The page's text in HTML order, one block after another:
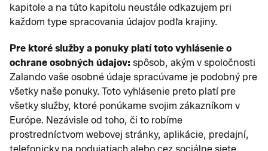
kapitole a na túto kapitolu neustále odkazujem pri
každom type spracovania údajov podľa krajiny.
Pre ktoré služby a ponuky platí toto vyhlásenie o
ochrane osobných údajov: spôsob, akým v spoločnosti
Zalando vaše osobné údaje spracúvame je podobný pre
všetky naše ponuky. Toto vyhlásenie preto platí pre
všetky služby, ktoré ponúkame svojim zákazníkom v
Európe. Nezávisle od toho, či to robíme
prostredníctvom webovej stránky, aplikácie, predajní,